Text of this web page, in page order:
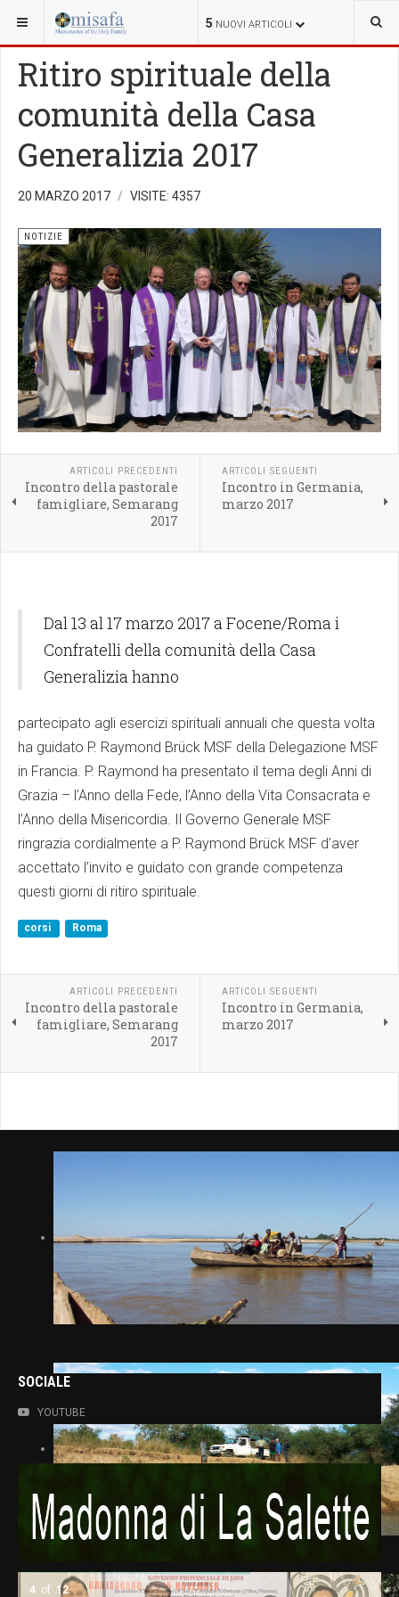
5 NUOVI ARTICOLI
SEI QUI:
Ritiro spirituale della
comunità della Casa
Generalizia 2017
20 MARZO 2017 VISITE: 4357
NOTIZIE
ARTICOLI PRECEDENTI
Incontro della pastorale
famigliare, Semarang
2017
ARTICOLI SEGUENTI
Incontro in Germania,
marzo 2017
Dal 13 al 17 marzo 2017 a Focene/Roma i
Confratelli della comunità della Casa
Generalizia hanno
partecipato agli esercizi spirituali annuali che questa volta
ha guidato P. Raymond Brück MSF della Delegazione MSF
in Francia. P. Raymond ha presentato il tema degli Anni di
Grazia – l’Anno della Fede, l’Anno della Vita Consacrata e
l’Anno della Misericordia. Il Governo Generale MSF
ringrazia cordialmente a P. Raymond Brück MSF d’aver
accettato l’invito e guidato con grande competenza
questi giorni di ritiro spirituale.
corsi Roma
ARTICOLI PRECEDENTI
Incontro della pastorale
famigliare, Semarang
2017
ARTICOLI SEGUENTI
Incontro in Germania,
marzo 2017
SOCIALE
YOUTUBE
5 of 12